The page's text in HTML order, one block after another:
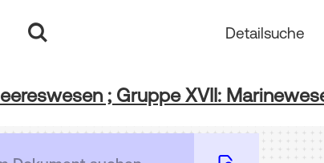
Detailsuche
; Gruppe XVII: